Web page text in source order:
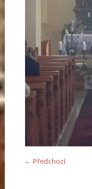
← Předchozí